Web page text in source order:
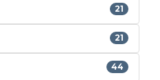
21
21
44